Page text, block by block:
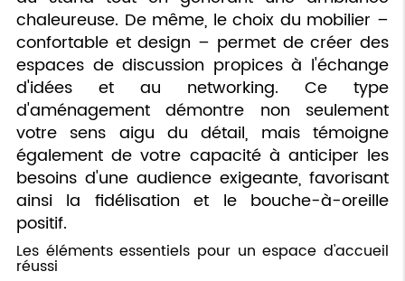
chaleureuse. De même, le choix du mobilier –
confortable et design – permet de créer des
espaces de discussion propices à l'échange
d'idées et au networking. Ce type
d'aménagement démontre non seulement
votre sens aigu du détail, mais témoigne
également de votre capacité à anticiper les
besoins d'une audience exigeante, favorisant
ainsi la fidélisation et le bouche-à-oreille
positif.
Les éléments essentiels pour un espace d'accueil
réussi